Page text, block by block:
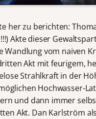
her zu berichten:
Akte dieser
vom naiven
Akt mit feurigem,
Strahlkraft in der
Hochwasser-
und dann immer
Akt. Dan Karlström